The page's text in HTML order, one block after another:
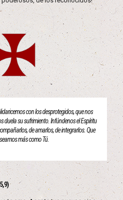
con los desprotegidos, que nos
duela su sufrimiento. Infúndenos el Espíritu
de amarlos, de integrarlos. Que
más como Tú.